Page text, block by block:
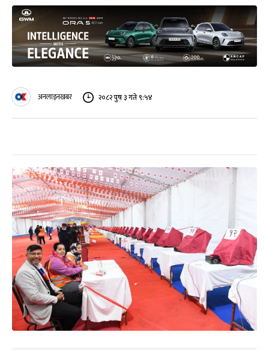
अनलाइनखबर २०८२ पुष ३ गते ९:५४